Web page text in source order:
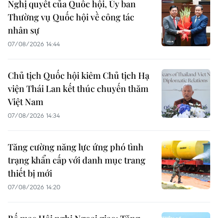
Nghị quyết của Quốc hội, Ủy ban
Thường vụ Quốc hội về công tác
nhân sự
07/08/2026 14:44
Chủ tịch Quốc hội kiêm Chủ tịch Hạ
viện Thái Lan kết thúc chuyến thăm
Việt Nam
07/08/2026 14:34
Tăng cường năng lực ứng phó tình
trạng khẩn cấp với danh mục trang
thiết bị mới
07/08/2026 14:20